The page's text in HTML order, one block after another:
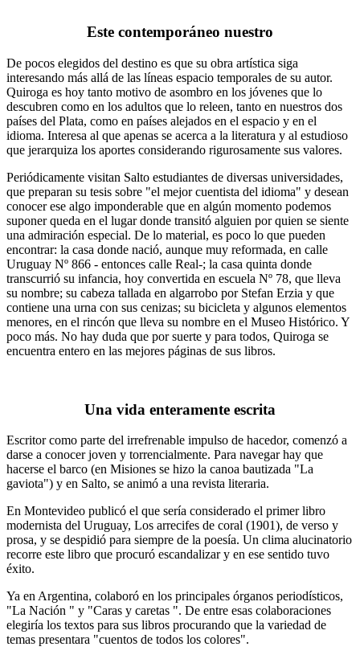
Este contemporáneo nuestro
De pocos elegidos del destino es que su obra artística siga
interesando más allá de las líneas espacio temporales de su autor.
Quiroga es hoy tanto motivo de asombro en los jóvenes que lo
descubren como en los adultos que lo releen, tanto en nuestros dos
países del Plata, como en países alejados en el espacio y en el
idioma. Interesa al que apenas se acerca a la literatura y al estudioso
que jerarquiza los aportes considerando rigurosamente sus valores.
Periódicamente visitan Salto estudiantes de diversas universidades,
que preparan su tesis sobre "el mejor cuentista del idioma" y desean
conocer ese algo imponderable que en algún momento podemos
suponer queda en el lugar donde transitó alguien por quien se siente
una admiración especial. De lo material, es poco lo que pueden
encontrar: la casa donde nació, aunque muy reformada, en calle
Uruguay Nº 866 - entonces calle Real-; la casa quinta donde
transcurrió su infancia, hoy convertida en escuela Nº 78, que lleva
su nombre; su cabeza tallada en algarrobo por Stefan Erzia y que
contiene una urna con sus cenizas; su bicicleta y algunos elementos
menores, en el rincón que lleva su nombre en el Museo Histórico. Y
poco más. No hay duda que por suerte y para todos, Quiroga se
encuentra entero en las mejores páginas de sus libros.
Una vida enteramente escrita
Escritor como parte del irrefrenable impulso de hacedor, comenzó a
darse a conocer joven y torrencialmente. Para navegar hay que
hacerse el barco (en Misiones se hizo la canoa bautizada "La
gaviota") y en Salto, se animó a una revista literaria.
En Montevideo publicó el que sería considerado el primer libro
modernista del Uruguay, Los arrecifes de coral (1901), de verso y
prosa, y se despidió para siempre de la poesía. Un clima alucinatorio
recorre este libro que procuró escandalizar y en ese sentido tuvo
éxito.
Ya en Argentina, colaboró en los principales órganos periodísticos,
"La Nación " y "Caras y caretas ". De entre esas colaboraciones
elegiría los textos para sus libros procurando que la variedad de
temas presentara "cuentos de todos los colores".